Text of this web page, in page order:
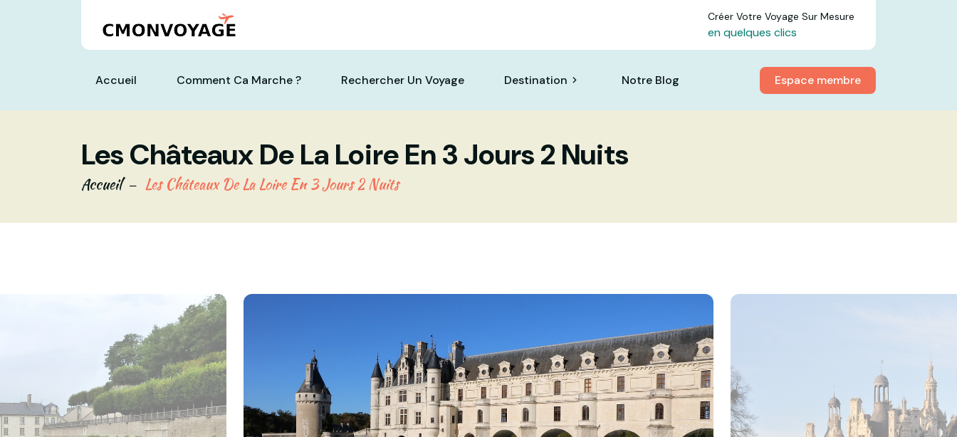
Créer Votre Voyage Sur Mesure
en quelques clics
Accueil Comment Ca Marche ? Rechercher Un Voyage Destination Notre Blog Espace membre
Les Châteaux De La Loire En 3 Jours 2 Nuits
Accueil Les Châteaux De La Loire En 3 Jours 2 Nuits